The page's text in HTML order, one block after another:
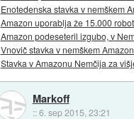
Enotedenska stavka v nemškem
Amazon uporablja že 15.000
Amazon podeseteril izgubo, v
Vnovič stavka v nemškem
Stavka v Amazonu Nemčija za
Markoff
::6. sep 2015, 23:21